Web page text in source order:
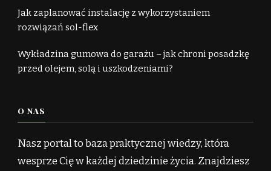
Jak zaplanować instalację z wykorzystaniem
rozwiązań sol-flex
Wykładzina gumowa do garażu – jak chroni posadzkę
przed olejem, solą i uszkodzeniami?
O NAS
Nasz portal to baza praktycznej wiedzy, która
wesprze Cię w każdej dziedzinie życia. Znajdziesz